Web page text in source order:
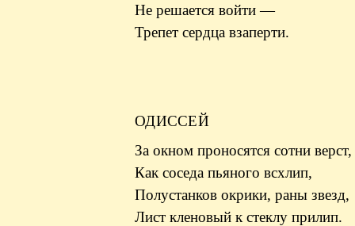
Не решается войти —
Трепет сердца взаперти.
ОДИССЕЙ
За окном проносятся сотни верст,
Как соседа пьяного всхлип,
Полустанков окрики, раны звезд,
Лист кленовый к стеклу прилип.